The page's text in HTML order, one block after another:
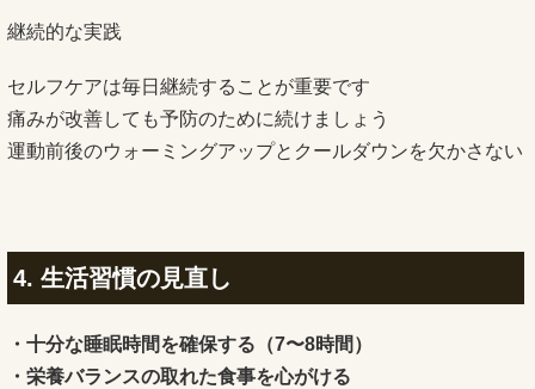
継続的な実践
セルフケアは毎日継続することが重要です
痛みが改善しても予防のために続けましょう
運動前後のウォーミングアップとクールダウンを欠かさない
4. 生活習慣の見直し
・十分な睡眠時間を確保する（7〜8時間）
・栄養バランスの取れた食事を心がける